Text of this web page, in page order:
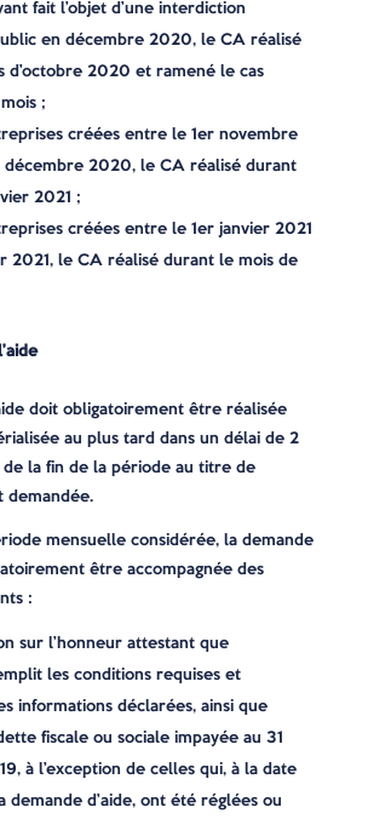
fait l’objet d’une interdiction
en décembre 2020, le CA réalisé
d’octobre 2020 et ramené le cas
;
créées entre le 1er novembre
2020, le CA réalisé durant
2021 ;
créées entre le 1er janvier 2021
2021, le CA réalisé durant le mois de
doit obligatoirement être réalisée
au plus tard dans un délai de 2
la fin de la période au titre de
mensuelle considérée, la demande
être accompagnée des
:
sur l’honneur attestant que
les conditions requises et
informations déclarées, ainsi que
fiscale ou sociale impayée au 31
à l’exception de celles qui, à la date
demande d’aide, ont été réglées ou